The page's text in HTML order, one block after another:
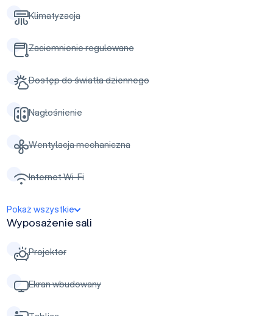
Klimatyzacja
Zaciemnienie regulowane
Dostęp do światła dziennego
Nagłośnienie
Wentylacja mechaniczna
Internet Wi-Fi
Pokaż wszystkie
Wyposażenie sali
Projektor
Ekran wbudowany